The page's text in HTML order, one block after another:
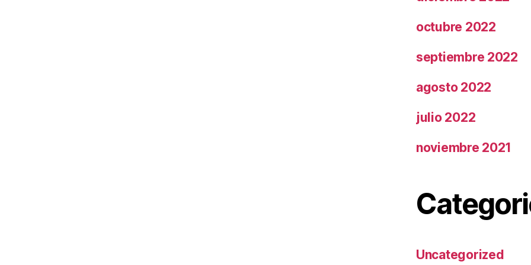
octubre 2022
septiembre 2022
agosto 2022
julio 2022
noviembre 2021
Uncategorized